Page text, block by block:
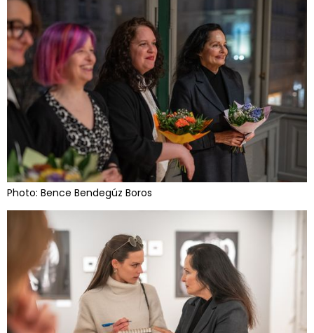
Photo: Bence Bendegúz Boros